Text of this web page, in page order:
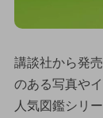
講談社から発
のある写真や
人気図鑑シリ